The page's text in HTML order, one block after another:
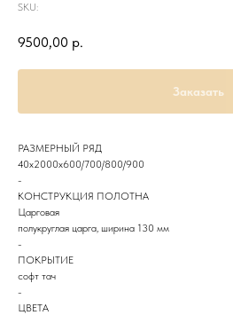
SKU:
9500,00 р.
Заказать
РАЗМЕРНЫЙ РЯД
40х2000х600/700/800/900
-
КОНСТРУКЦИЯ ПОЛОТНА
Царговая
полукруглая царга, ширина 130 мм
-
ПОКРЫТИЕ
софт тач
-
ЦВЕТА